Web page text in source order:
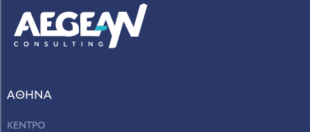
ΑΘΗΝΑ
ΚΕΝΤΡΟ